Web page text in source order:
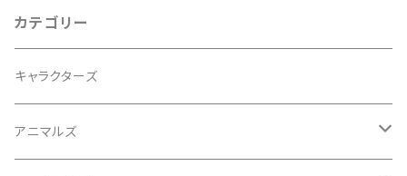
カテゴリー
キャラクターズ
アニマルズ